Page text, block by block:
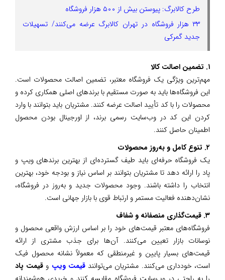
طرح کالابرگ: پیوستن بیش از ۵۰۰ هزار فروشگاه
۳۳ هزار فروشگاه در تهران کالابرگ عرضه می‌کنند/ تسهیلات
جدید گمرکی
۱. تضمین اصالت کالا
مهم‌ترین ویژگی یک فروشگاه معتبر، تضمین اصالت محصولات است.
این فروشگاه‌ها باید به صورت مستقیم با برندهای اصلی همکاری کرده و
محصولات را با کد تأیید اصالت عرضه کنند. مشتریان باید بتوانند با وارد
کردن این کد در وب‌سایت رسمی برند، از اورجینال بودن محصول
اطمینان حاصل کنند.
۲. تنوع کامل و به‌روز محصولات
یک فروشگاه حرفه‌ای باید طیف گسترده‌ای از بهترین برندهای ویپ و
پاد را ارائه دهد تا مشتریان بتوانند بر اساس نیاز و بودجه خود، بهترین
انتخاب را داشته باشند. وجود محصولات جدید و به‌روز در فروشگاه،
نشان‌دهنده فعالیت مستمر و ارتباط قوی با بازار جهانی است.
۳. قیمت‌گذاری منصفانه و شفاف
فروشگاه‌های معتبر قیمت‌های خود را بر اساس ارزش واقعی محصول و
نوسانات بازار تعیین می‌کنند. آن‌ها برای جذب مشتری از ارائه
قیمت‌های بسیار پایین و غیرمنطقی که معمولاً نشانه محصول فیک
است، خودداری می‌کنند. مشتریان می‌توانندقیمت ویپ و قیمت پاد